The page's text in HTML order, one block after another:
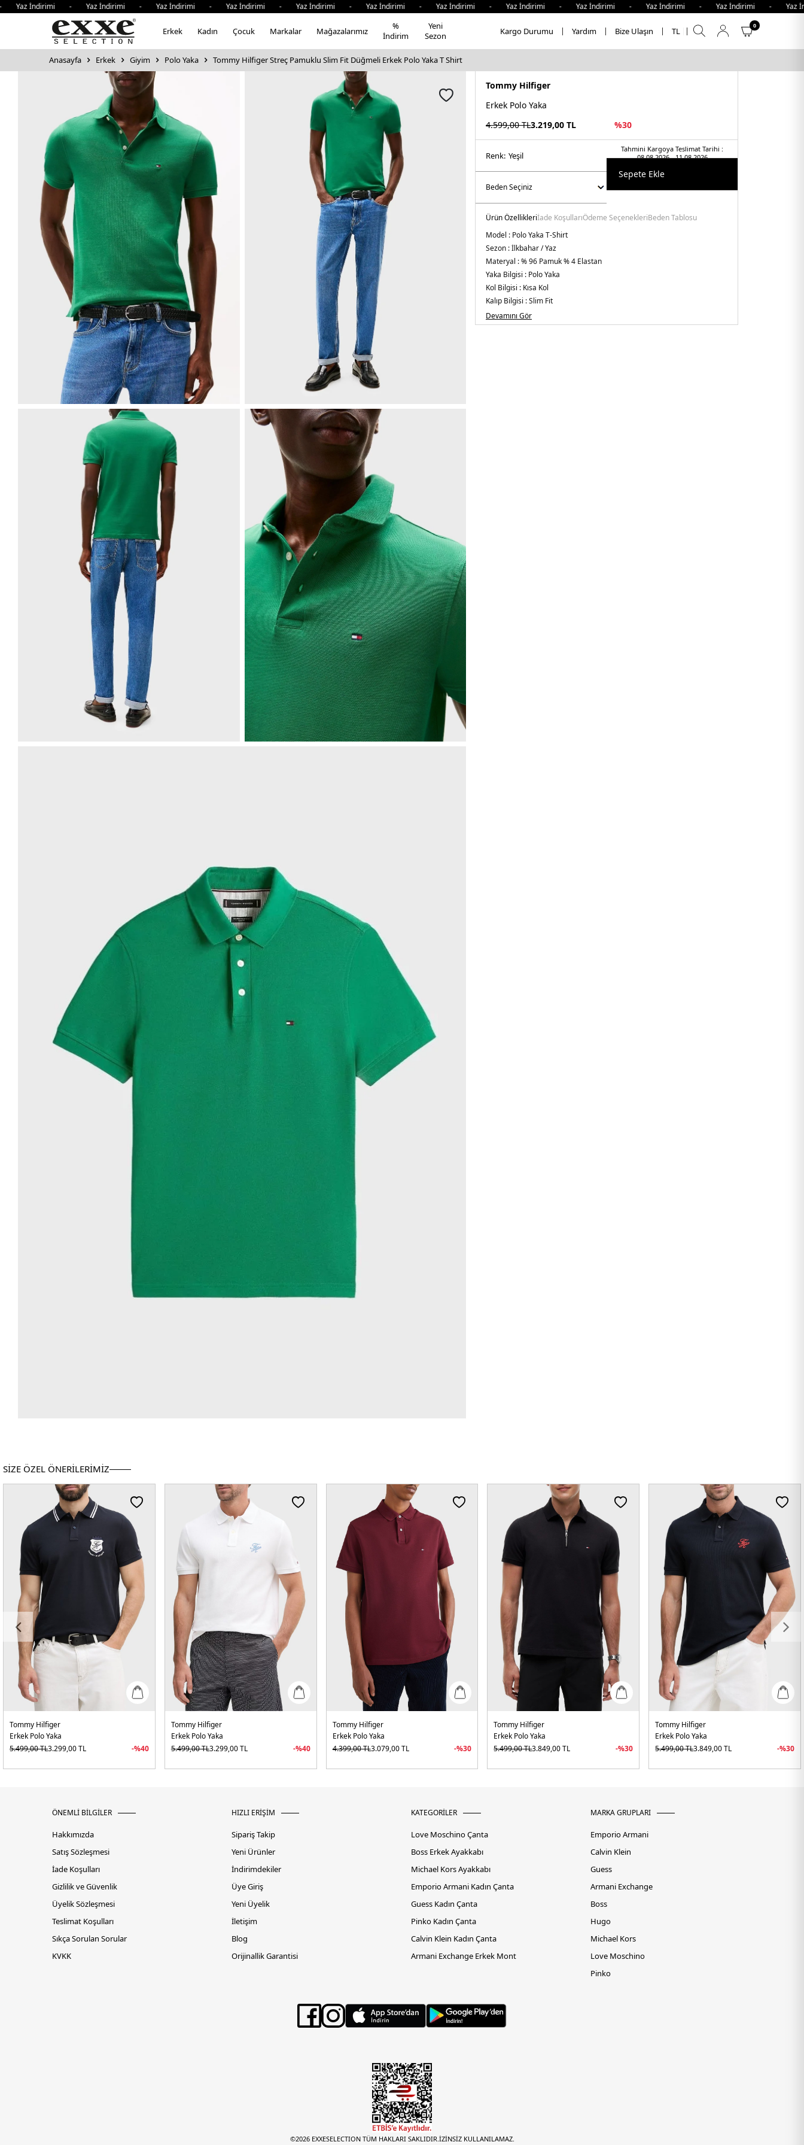
İndirimi - Yaz İndirimi - Yaz İndirimi - Yaz İndirimi - Yaz İndirimi - Yaz İndirimi - Yaz İndirimi - Yaz İndirimi - Yaz İndirimi - Yaz İndirimi - Yaz İndirimi -
Erkek Kadın Çocuk Markalar Mağazalarımız
%
İndirim
Yeni
Sezon
Kargo Durumu Yardım Bize Ulaşın TL
0
Anasayfa Erkek Giyim Polo Yaka Tommy Hilfiger Streç Pamuklu Slim Fit Düğmeli Erkek Polo Yaka T Shirt
Tommy Hilfiger
Erkek Polo Yaka
4.599,00TL3.219,00 TL %30
Tahmini Kargoya Teslimat Tarihi :
08.08.2026 - 11.08.2026
Renk: yeşi̇l
Sepete Ekle
Ürün Özellikleriİade KoşullarıÖdeme SeçenekleriBeden Tablosu
Model : Polo Yaka T-Shirt
Sezon :İlkbahar / Yaz
Materyal :% 96 Pamuk % 4 Elastan
Yaka Bilgisi : Polo Yaka
Kol Bilgisi : Kısa Kol
Kalıp Bilgisi :Slim Fit
Üretim Yeri :Mısır
3DE1MW0MW17771L4F.08
Devamını Gör
SİZE ÖZEL ÖNERİLERİMİZ
Tommy Hilfiger
Erkek Polo Yaka
5.499,00TL3.299,00TL -%40
Tommy Hilfiger
Erkek Polo Yaka
5.499,00TL3.299,00TL -%40
Tommy Hilfiger
Erkek Polo Yaka
4.399,00TL3.079,00TL -%30
Tommy Hilfiger
Erkek Polo Yaka
5.499,00TL3.849,00TL -%30
Tommy Hilfiger
Erkek Polo Yaka
5.499,00TL3.849,00TL -%30
ÖNEMLİ BİLGİLER
Hakkımızda
Satış Sözleşmesi
İade Koşulları
Gizlilik ve Güvenlik
Üyelik Sözleşmesi
Teslimat Koşulları
Sıkça Sorulan Sorular
KVKK
HIZLI ERİŞİM
Sipariş Takip
Yeni Ürünler
İndirimdekiler
Üye Giriş
Yeni Üyelik
İletişim
Blog
Orijinallik Garantisi
KATEGORİLER
Love Moschino Çanta
Boss Erkek Ayakkabı
Michael Kors Ayakkabı
Emporio Armani Kadın Çanta
Guess Kadın Çanta
Pinko Kadın Çanta
Calvin Klein Kadın Çanta
Armani Exchange Erkek Mont
MARKA GRUPLARI
Emporio Armani
Calvin Klein
Guess
Armani Exchange
Boss
Hugo
Michael Kors
Love Moschino
Pinko
©2026 EXXESELECTION TÜM HAKLARI SAKLIDIR.İZİNSİZ KULLANILAMAZ.